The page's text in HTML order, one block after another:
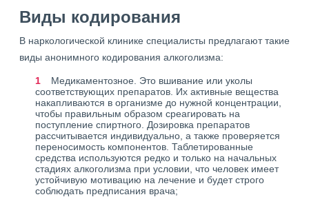
Виды кодирования
В наркологической клинике специалисты предлагают такие
виды анонимного кодирования алкоголизма:
Медикаментозное. Это вшивание или уколы
соответствующих препаратов. Их активные вещества
накапливаются в организме до нужной концентрации,
чтобы правильным образом среагировать на
поступление спиртного. Дозировка препаратов
рассчитывается индивидуально, а также проверяется
переносимость компонентов. Таблетированные
средства используются редко и только на начальных
стадиях алкоголизма при условии, что человек имеет
устойчивую мотивацию на лечение и будет строго
соблюдать предписания врача;